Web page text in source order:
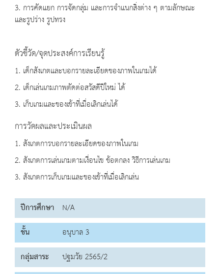
3. การคัดแยก การจัดกลุ่ม และการจำแนกสิ่งต่าง ๆ ตามลักษณะ
และรูปร่าง รูปทรง
ตัวชี้วัด/จุดประสงค์การเรียนรู้
1. เด็กสังเกตและบอกรายละเอียดของภาพในเกมได้
2. เด็กเล่นเกมภาพตัดต่อสวัสดีปีใหม่ ได้
3. เก็บเกมและของเข้าที่เมื่อเลิกเล่นได้
การวัดผลและประเมินผล
1. สังเกตการบอกรายละเอียดของภาพในเกม
2. สังเกตการเล่นเกมตามเงื่อนไข ข้อตกลง วิธีการเล่นเกม
3. สังเกตการเก็บเกมและของเข้าที่เมื่อเลิกเล่น
ปีการศึกษา N/A
ชั้น
อนุบาล 3
กลุ่มสาระ
ปฐมวัย 2565/2